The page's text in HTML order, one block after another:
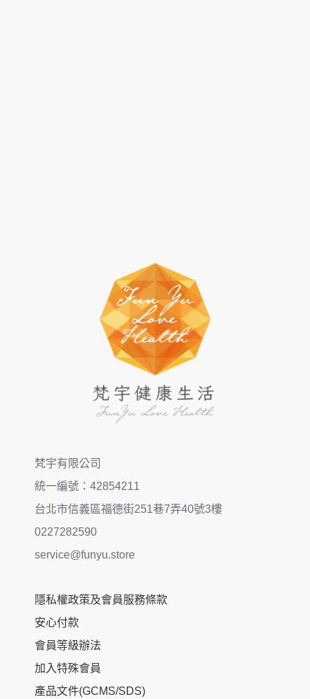
梵宇有限公司
統一編號：42854211
台北市信義區福德街251巷7弄40號3樓
0227282590
service@funyu.store
隱私權政策及會員服務條款
安心付款
會員等級辦法
加入特殊會員
產品文件(GCMS/SDS)
Item added to cart.
0 items -NT$0